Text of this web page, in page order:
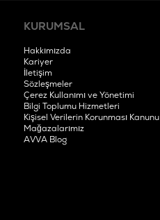
KURUMSAL
Hakkımızda
Kariyer
İletişim
Sözleşmeler
Çerez Kullanımı ve Yönetimi
Bilgi Toplumu Hizmetleri
Kişisel Verilerin Korunması Kanunu
Mağazalarımız
AVVA Blog